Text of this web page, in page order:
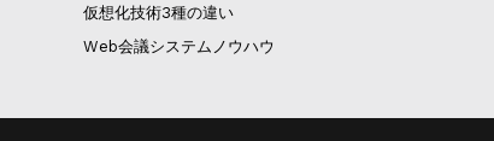
仮想化技術3種の違い
Web会議システムノウハウ